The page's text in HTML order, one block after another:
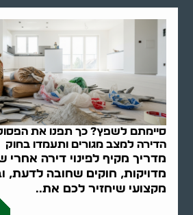
סיימתם לשפץ? כך תפנו את
הדירה למצב מגורים ותעמדו בחוק
מדריך מקיף לפינוי דירה אחרי
מדויקות, חוקים שחובה לדעת,
מקצועי שיחזיר לכם את..